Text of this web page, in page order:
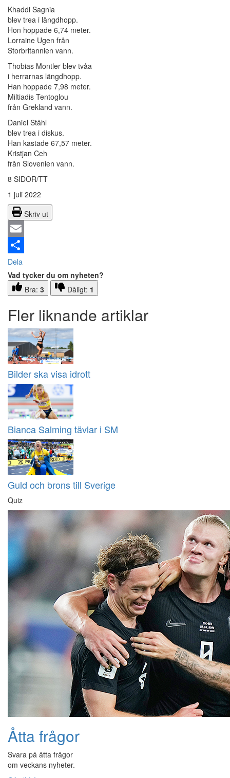
Khaddi Sagnia
blev trea i längdhopp.
Hon hoppade 6,74 meter.
Lorraine Ugen från
Storbritannien vann.
Thobias Montler blev tvåa
i herrarnas längdhopp.
Han hoppade 7,98 meter.
Miltiadis Tentoglou
från Grekland vann.
Daniel Ståhl
blev trea i diskus.
Han kastade 67,57 meter.
Kristjan Ceh
från Slovenien vann.
8 SIDOR/TT
1 juli 2022
Skriv ut
Email
Dela
Vad tycker du om nyheten?
Bra: 3 Dåligt: 1
Fler liknande artiklar
Bilder ska visa idrott
Bianca Salming tävlar i SM
Guld och brons till Sverige
Quiz
Åtta frågor
Svara på åtta frågor
om veckans nyheter.